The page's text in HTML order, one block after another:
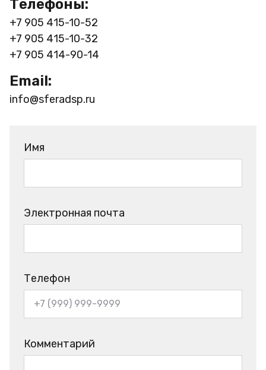
Телефоны:
+7 905 415-10-52
+7 905 415-10-32
+7 905 414-90-14
Email:
info@sferadsp.ru
Имя
Электронная почта
Телефон
Комментарий